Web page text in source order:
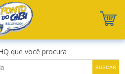
que você procura